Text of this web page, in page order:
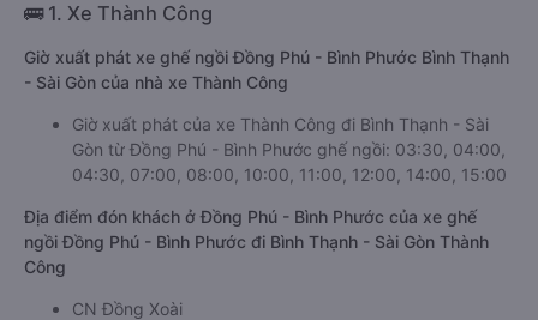
🚌 1. Xe Thành Công
Giờ xuất phát xe ghế ngồi Đồng Phú - Bình Phước Bình Thạnh
- Sài Gòn của nhà xe Thành Công
Giờ xuất phát của xe Thành Công đi Bình Thạnh - Sài
Gòn từ Đồng Phú - Bình Phước ghế ngồi: 03:30, 04:00,
04:30, 07:00, 08:00, 10:00, 11:00, 12:00, 14:00, 15:00
Địa điểm đón khách ở Đồng Phú - Bình Phước của xe ghế
ngồi Đồng Phú - Bình Phước đi Bình Thạnh - Sài Gòn Thành
Công
CN Đồng Xoài